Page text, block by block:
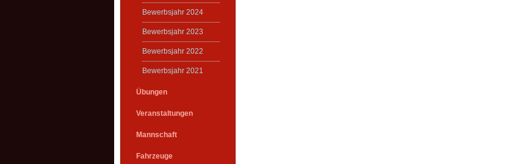
Bewerbsjahr 2024
Bewerbsjahr 2023
Bewerbsjahr 2022
Bewerbsjahr 2021
Übungen
Veranstaltungen
Mannschaft
Fahrzeuge